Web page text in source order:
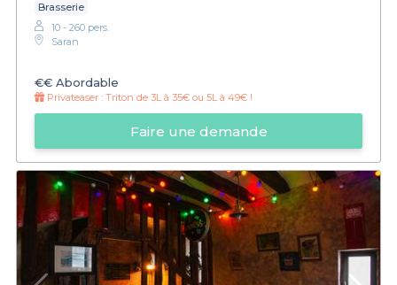
Brasserie
10 - 260 pers.
Saran
€€ Abordable
Privateaser : Triton de 3L à 35€ ou 5L à 49€ !
Faire une demande